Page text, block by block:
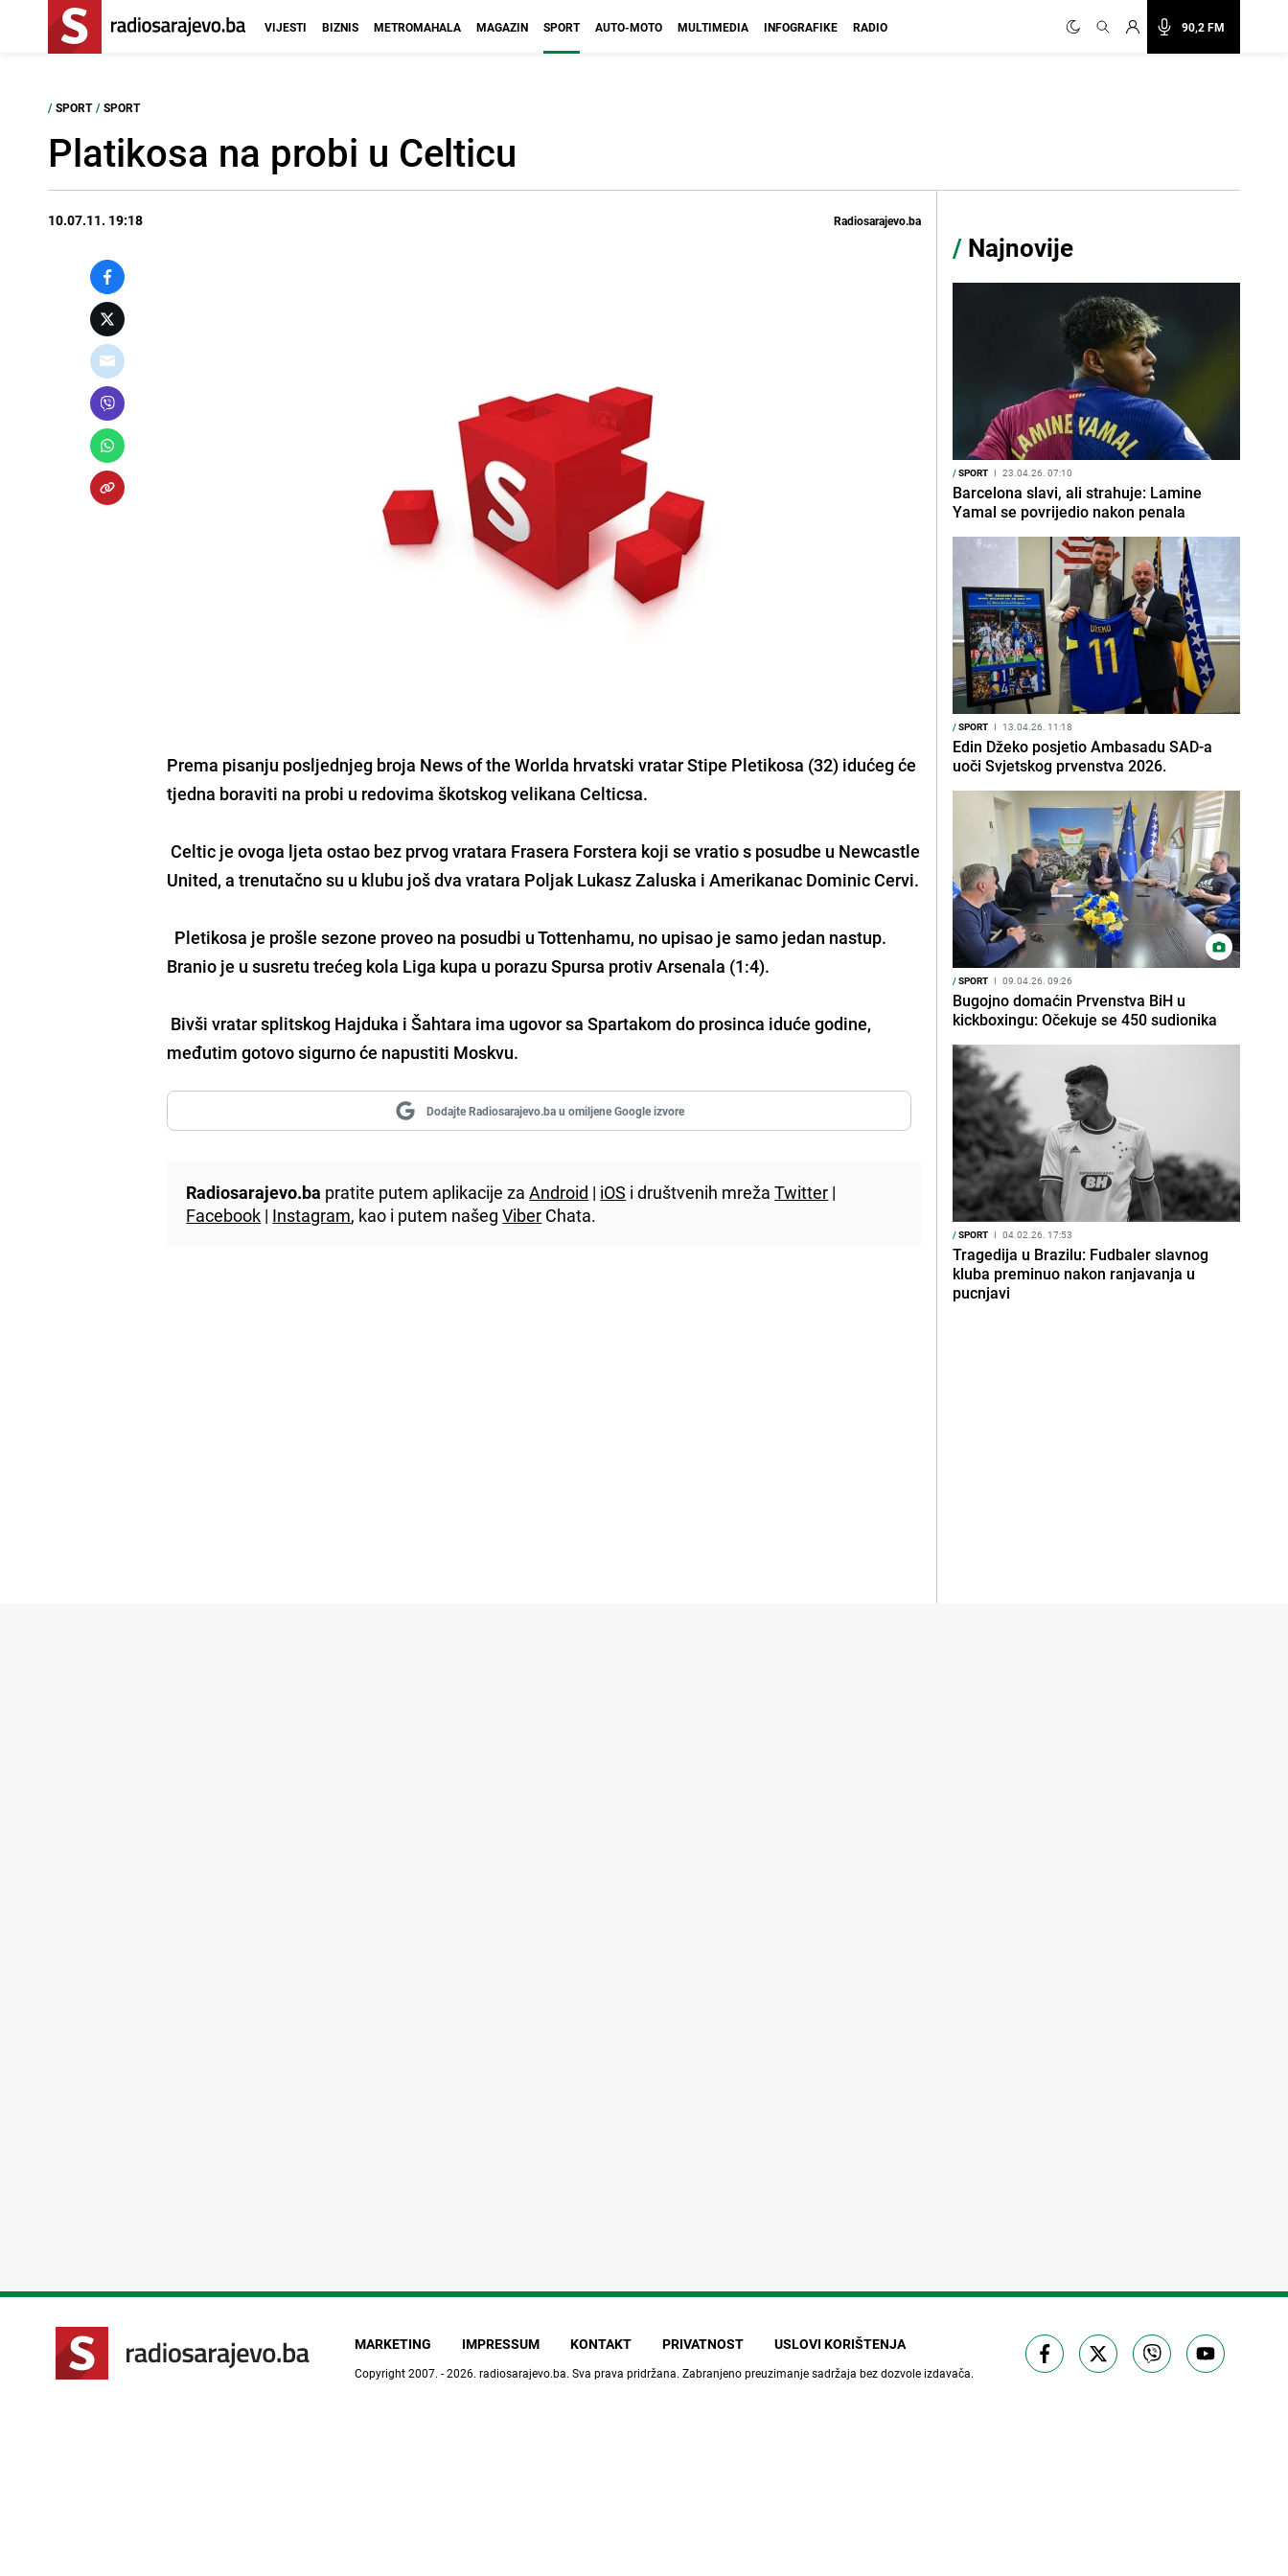
90,2 FM
VIJESTI BIZNIS METROMAHALA MAGAZIN SPORT AUTO-MOTO MULTIMEDIA INFOGRAFIKE RADIO
/ SPORT / SPORT
Platikosa na probi u Celticu
10.07.11. 19:18 Radiosarajevo.ba
Prema pisanju posljednjeg broja News of the Worlda hrvatski vratar Stipe Pletikosa (32) idućeg će
tjedna boraviti na probi u redovima škotskog velikana Celticsa.
Celtic je ovoga ljeta ostao bez prvog vratara Frasera Forstera koji se vratio s posudbe u Newcastle
United, a trenutačno su u klubu još dva vratara Poljak Lukasz Zaluska i Amerikanac Dominic Cervi.
Pletikosa je prošle sezone proveo na posudbi u Tottenhamu, no upisao je samo jedan nastup.
Branio je u susretu trećeg kola Liga kupa u porazu Spursa protiv Arsenala (1:4).
Bivši vratar splitskog Hajduka i Šahtara ima ugovor sa Spartakom do prosinca iduće godine,
međutim gotovo sigurno će napustiti Moskvu.
Dodajte Radiosarajevo.ba u omiljene Google izvore
Radiosarajevo.ba pratite putem aplikacije zaAndroid | iOS i društvenih mrežaTwitter |
Facebook | Instagram, kao i putem našegViber Chata.
/ Najnovije
/SPORT I 23.04.26. 07:10
Barcelona slavi, ali strahuje: Lamine
Yamal se povrijedio nakon penala
/SPORT I 13.04.26. 11:18
Edin Džeko posjetio Ambasadu SAD-a
uoči Svjetskog prvenstva 2026.
/SPORT I 09.04.26. 09:26
Bugojno domaćin Prvenstva BiH u
kickboxingu: Očekuje se 450 sudionika
/SPORT I 04.02.26. 17:53
Tragedija u Brazilu: Fudbaler slavnog
kluba preminuo nakon ranjavanja u
pucnjavi
MARKETING IMPRESSUM KONTAKT PRIVATNOST USLOVI KORIŠTENJA
Copyright 2007. - 2026. radiosarajevo.ba. Sva prava pridržana. Zabranjeno preuzimanje sadržaja bez dozvole izdavača.